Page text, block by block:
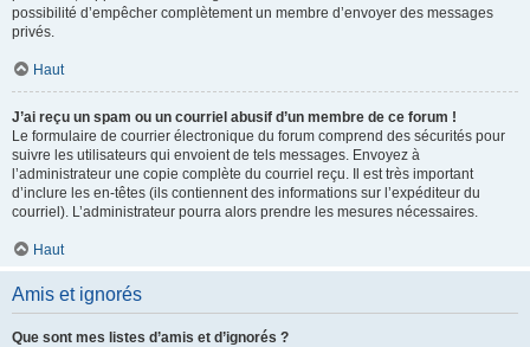
possibilité d’empêcher complètement un membre d’envoyer des messages
privés.
Haut
J’ai reçu un spam ou un courriel abusif d’un membre de ce forum !
Le formulaire de courrier électronique du forum comprend des sécurités pour
suivre les utilisateurs qui envoient de tels messages. Envoyez à
l’administrateur une copie complète du courriel reçu. Il est très important
d’inclure les en-têtes (ils contiennent des informations sur l’expéditeur du
courriel). L’administrateur pourra alors prendre les mesures nécessaires.
Haut
Amis et ignorés
Que sont mes listes d’amis et d’ignorés ?